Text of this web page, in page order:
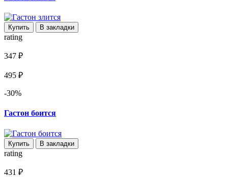
Купить В закладки
rating
347 ₽
495 ₽
-30%
Гастон боится
Купить В закладки
rating
431 ₽